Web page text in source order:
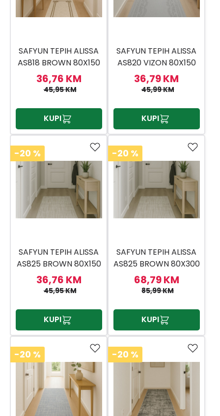
SAFYUN TEPIH ALISSA
AS818 BROWN 80X150
36,76 KM
45,95 KM
KUPI
SAFYUN TEPIH ALISSA
AS820 VIZON 80X150
36,79 KM
45,99 KM
KUPI
-20 %
SAFYUN TEPIH ALISSA
AS825 BROWN 80X150
36,76 KM
45,95 KM
KUPI
-20 %
SAFYUN TEPIH ALISSA
AS825 BROWN 80X300
68,79 KM
85,99 KM
KUPI
-20 % -20 %